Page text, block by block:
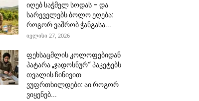
იღებ საჭმელ სოდას – და
სარეველებს ბოლო ეღება:
როგორ ვაშრობ ჭანგასა...
ივლისი 27, 2026
ფეხსაცმლის კოლოფებიდან
პატარა „ჯადოსნურ“ პაკეტებს
თვალის ჩინივით
ვუფრთხილდები: აი როგორ
ვიყენებ...